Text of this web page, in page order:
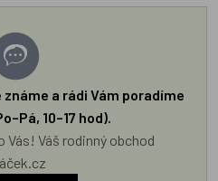
a rádi Vám poradíme
10–17 hod).
Vás! Váš rodinný obchod